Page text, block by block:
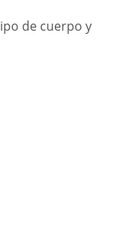
de cuerpo y